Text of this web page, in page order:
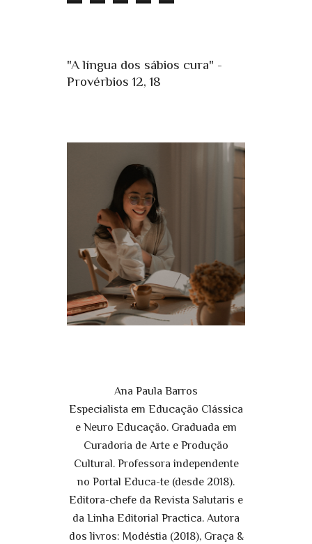
"A língua dos sábios cura" -
Provérbios 12, 18
Ana Paula Barros
Especialista em Educação Clássica
e Neuro Educação. Graduada em
Curadoria de Arte e Produção
Cultural. Professora independente
no Portal Educa-te (desde 2018).
Editora-chefe da Revista Salutaris e
da Linha Editorial Practica. Autora
dos livros: Modéstia (2018), Graça &